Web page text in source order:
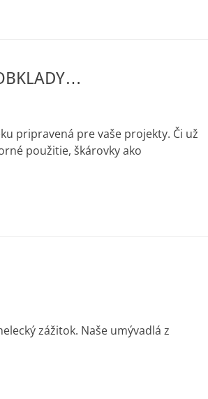
pripravená pre vaše projekty. Či už
použitie, škárovky ako
zážitok. Naše umývadlá z